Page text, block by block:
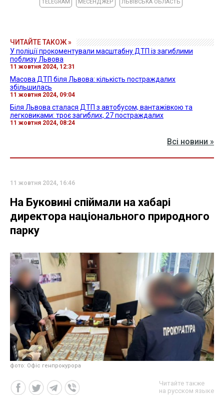
TELEGRAM МЕСЕНДЖЕР ЛЬВІВСЬКА ОБЛАСТЬ
ЧИТАЙТЕ ТАКОЖ »
У поліції прокоментували масштабну ДТП із загиблими
поблизу Львова
11 жовтня 2024, 12:31
Масова ДТП біля Львова: кількість постраждалих
збільшилась
11 жовтня 2024, 09:04
Біля Львова сталася ДТП з автобусом, вантажівкою та
легковиками: троє загиблих, 27 постраждалих
11 жовтня 2024, 08:24
Всі новини »
11 жовтня 2024, 16:46
На Буковині спіймали на хабарі
директора національного природного
парку
фото: Офіс генпрокурора
Читайте также
на русском языке